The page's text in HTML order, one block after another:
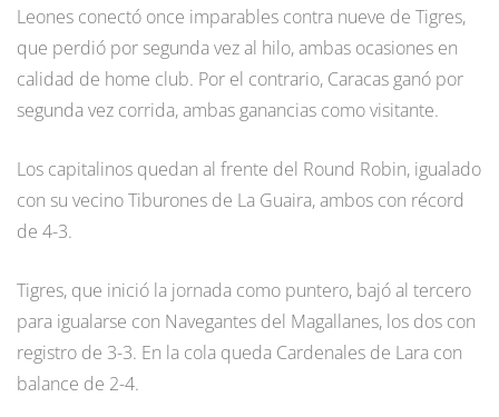
Leones conectó once imparables contra nueve de Tigres,
que perdió por segunda vez al hilo, ambas ocasiones en
calidad de home club. Por el contrario, Caracas ganó por
segunda vez corrida, ambas ganancias como visitante.
Los capitalinos quedan al frente del Round Robin, igualado
con su vecino Tiburones de La Guaira, ambos con récord
de 4-3.
Tigres, que inició la jornada como puntero, bajó al tercero
para igualarse con Navegantes del Magallanes, los dos con
registro de 3-3. En la cola queda Cardenales de Lara con
balance de 2-4.